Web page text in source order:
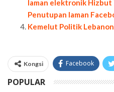
laman elektronik
Penutupan laman
Kemelut Politik Lebanon
Kongsi Facebook
POPULAR